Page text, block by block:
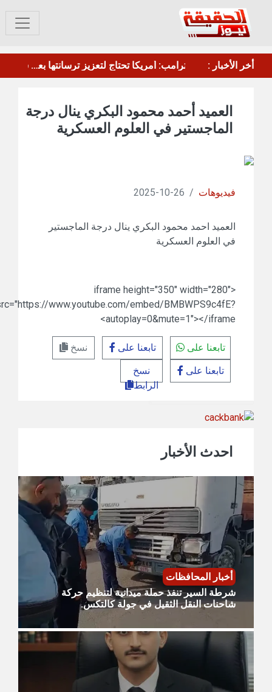
أخر الأخبار : القوات الأمريكية تسحب طائرات التزود بالوقود من مطار بن غوريون
العميد أحمد محمود البكري ينال درجة
الماجستير في العلوم العسكرية
فيديوهات 26-10-2025
العميد احمد محمود البكري ينال درجة الماجستير
في العلوم العسكرية
<iframe height="350" width="280"
src="https://www.youtube.com/embed/BMBWPS9c4fE?
autoplay=0&mute=1"></iframe>
تابعنا على تابعنا على
نسخ
تابعنا على
نسخ
الرابط
احدث الأخبار
أخبار المحافظات
شرطة السير تنفذ حملة ميدانية لتنظيم حركة
شاحنات النقل الثقيل في جولة كالتكس.